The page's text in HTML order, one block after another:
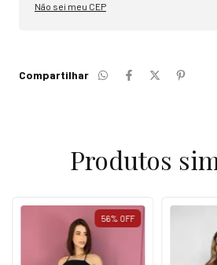
Não sei meu CEP
Compartilhar
Produtos
56% OFF